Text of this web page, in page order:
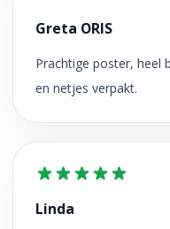
Greta ORIS
Prachtige poster, heel
en netjes verpakt.
Linda